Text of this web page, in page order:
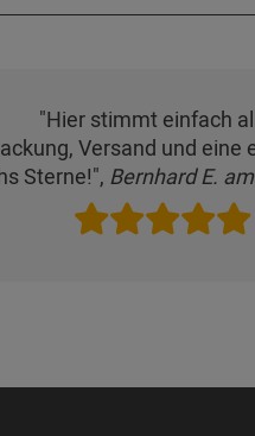
"Hier stimmt einfach
Versand und
Sterne!", Bernhard E.